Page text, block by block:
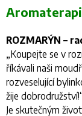
ROZMARÝN –
„Koupejte se v
říkávali naši
rozveselující
žije dobrodružství!
Je skutečným